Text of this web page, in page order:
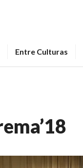
Entre Culturas